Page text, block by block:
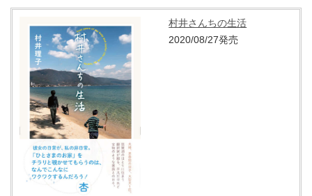
村井さんちの生活
2020/08/27発売